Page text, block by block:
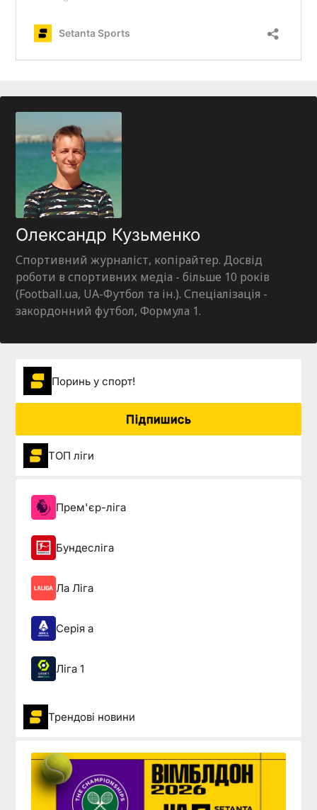
Олександр Кузьменко
Спортивний журналіст, копірайтер. Досвід
роботи в спортивних медіа - більше 10 років
(Football.ua, UA-Футбол та ін.). Спеціалізація -
закордонний футбол, Формула 1.
Поринь у спорт!
Підпишись
ТОП ліги
Прем'єр-ліга
Бундесліга
Ла Ліга
Серія а
Ліга 1
Трендові новини